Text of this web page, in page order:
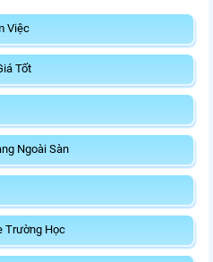
Việc
Tốt
Ngoài Sàn
Trường Học